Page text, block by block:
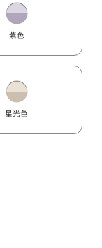
紫色
星光色